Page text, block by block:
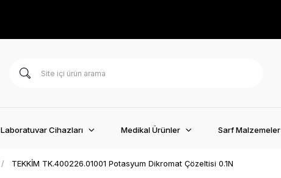
Laboratuvar Cihazları Medikal Ürünler Sarf Malzemeler
TEKKİM TK.400226.01001 Potasyum Dikromat Çözeltisi 0.1N